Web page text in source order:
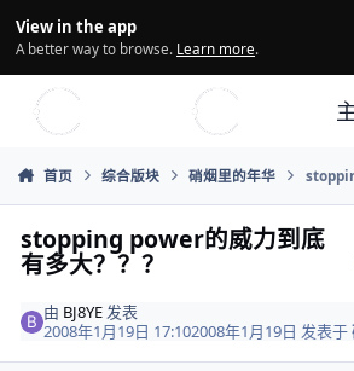
View in the app
A better way to browse. Learn more.
首页 综合版块 硝烟里的年华
stopping power的威力到底
有多大？？？
由 BJ8YE 发表
2008年1月19日 17:102008年1月19日 发表于